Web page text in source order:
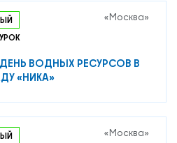
«Москва»
ВОДНЫХ РЕСУРСОВ В
«НИКА»
«Москва»